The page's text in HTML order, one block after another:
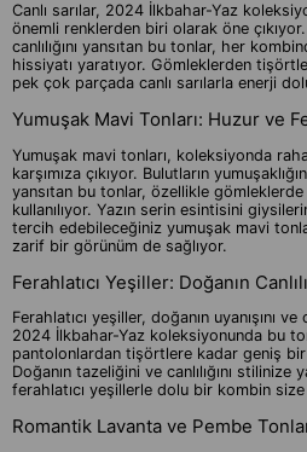
Canlı sarılar, 2024 İlkbahar-Yaz
önemli renklerden biri olarak öne çıkıyor.
canlılığını yansıtan bu tonlar, her
hissiyatı yaratıyor. Gömleklerden
pek çok parçada canlı sarılarla enerji
Yumuşak Mavi Tonları: Huzur ve
Yumuşak mavi tonları, koleksiyonda
karşımıza çıkıyor. Bulutların
yansıtan bu tonlar, özellikle
kullanılıyor. Yazın serin esintisini
tercih edebileceğiniz yumuşak mavi
zarif bir görünüm de sağlıyor.
Ferahlatıcı Yeşiller: Doğanın
Ferahlatıcı yeşiller, doğanın uyanışını ve
2024 İlkbahar-Yaz koleksiyonunda bu
pantolonlardan tişörtlere kadar geniş bir
Doğanın tazeliğini ve canlılığını stilinize
ferahlatıcı yeşillerle dolu bir kombin
Romantik Lavanta ve Pembe